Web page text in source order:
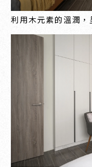
利用木元素的溫潤，